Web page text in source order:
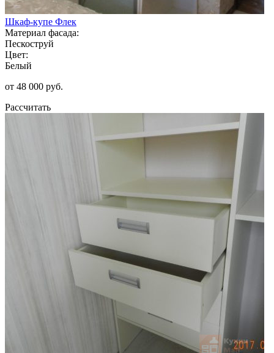
Шкаф-купе Флек
Материал фасада:
Пескоструй
Цвет:
Белый
от 48 000 руб.
Рассчитать